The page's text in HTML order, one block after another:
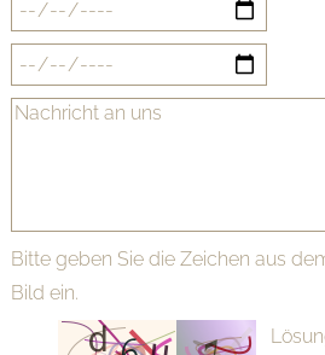
Bitte geben Sie die Zeichen aus
Bild ein.